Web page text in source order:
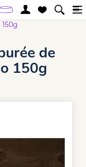
Bœuf suisse
de
150g